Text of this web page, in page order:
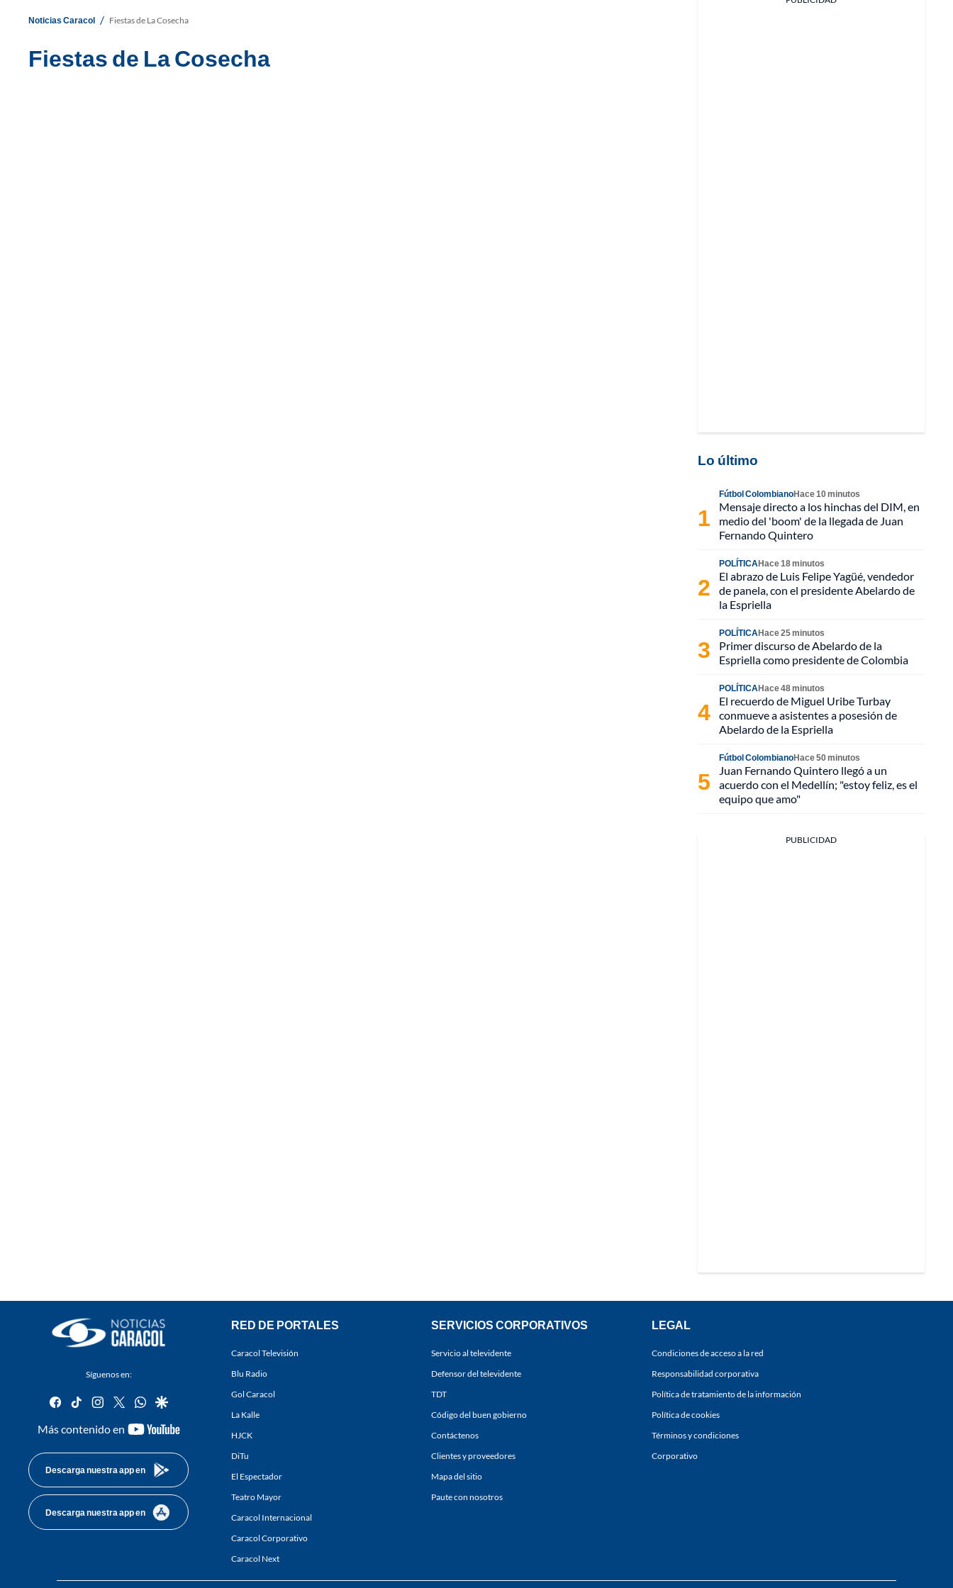
Noticias Caracol / Fiestas de La Cosecha
Fiestas de La Cosecha
Lo último
Fútbol ColombianoHace 10 minutos
Mensaje directo a los hinchas del DIM, en
medio del 'boom' de la llegada de Juan
Fernando Quintero
POLÍTICAHace 18 minutos
El abrazo de Luis Felipe Yagüé, vendedor
de panela, con el presidente Abelardo de
la Espriella
POLÍTICAHace 25 minutos
Primer discurso de Abelardo de la
Espriella como presidente de Colombia
POLÍTICAHace 48 minutos
El recuerdo de Miguel Uribe Turbay
conmueve a asistentes a posesión de
Abelardo de la Espriella
Fútbol ColombianoHace 50 minutos
Juan Fernando Quintero llegó a un
acuerdo con el Medellín; "estoy feliz, es el
equipo que amo"
PUBLICIDAD
Síguenos en:
facebook
tiktok instagram
twitterwhatsapp
google
Más contenido en
youtube-
Descarga nuestra app en
Descarga nuestra app en
RED DE PORTALES
Caracol Televisión
Blu Radio
Gol Caracol
La Kalle
HJCK
DiTu
El Espectador
Teatro Mayor
Caracol Internacional
Caracol Corporativo
Caracol Next
SERVICIOS CORPORATIVOS
Servicio al televidente
Defensor del televidente
TDT
Código del buen gobierno
Contáctenos
Clientes y proveedores
Mapa del sitio
Paute con nosotros
LEGAL
Condiciones de acceso a la red
Responsabilidad corporativa
Política de tratamiento de la información
Política de cookies
Términos y condiciones
Corporativo